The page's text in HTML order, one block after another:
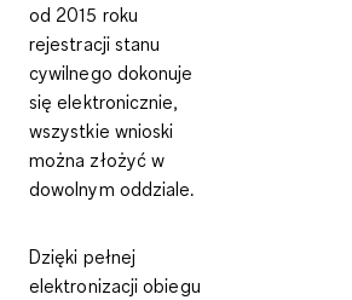
od 2015 roku
rejestracji stanu
cywilnego dokonuje
się elektronicznie,
wszystkie wnioski
można złożyć w
dowolnym oddziale.
Dzięki pełnej
elektronizacji obiegu